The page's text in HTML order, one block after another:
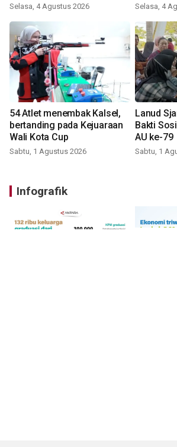
Selasa, 4 Agustus 2026 Selasa, 4
54 Atlet menembak Kalsel,
bertanding pada Kejuaraan
Wali Kota Cup
Sabtu, 1 Agustus 2026
Lanud
Bakti
AU ke-79
Sabtu, 1
Infografik